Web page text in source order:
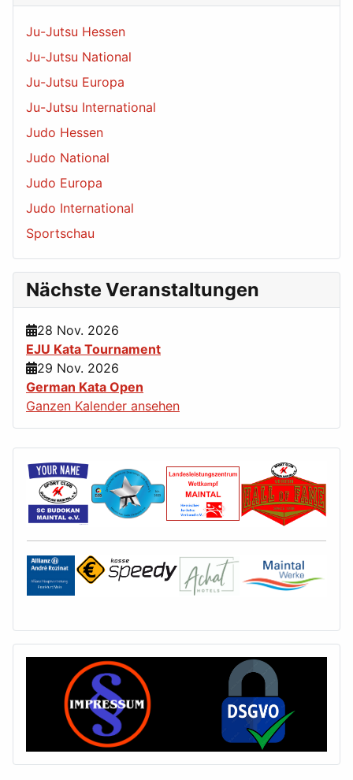
Ju-Jutsu Hessen
Ju-Jutsu National
Ju-Jutsu Europa
Ju-Jutsu International
Judo Hessen
Judo National
Judo Europa
Judo International
Sportschau
Nächste Veranstaltungen
28 Nov. 2026
EJU Kata Tournament
29 Nov. 2026
German Kata Open
Ganzen Kalender ansehen